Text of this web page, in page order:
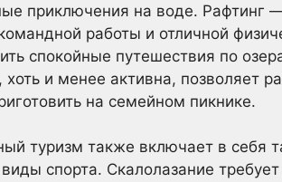
приключения на воде. Рафтинг
работы и отличной
спокойные путешествия по
хоть и менее активна, позволяет
на семейном пикнике.
туризм также включает в себя
спорта. Скалолазание